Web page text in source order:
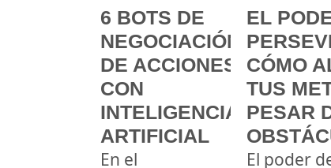
6 BOTS DE
NEGOCIACIÓN
DE ACCIONES
CON
INTELIGENCIA
ARTIFICIAL
En el
EL
CÓMO
TUS
PESAR
El poder